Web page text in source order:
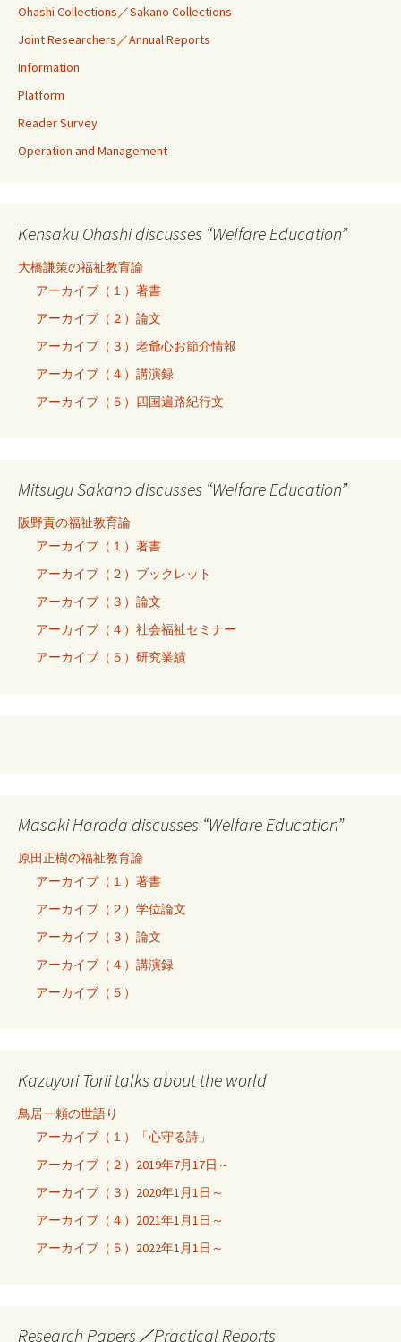
Ohashi Collections／Sakano Collections
Joint Researchers／Annual Reports
Information
Platform
Reader Survey
Operation and Management
Kensaku Ohashi discusses “Welfare Education”
大橋謙策の福祉教育論
アーカイブ（１）著書
アーカイブ（２）論文
アーカイブ（３）老爺心お節介情報
アーカイブ（４）講演録
アーカイブ（５）四国遍路紀行文
Mitsugu Sakano discusses “Welfare Education”
阪野貢の福祉教育論
アーカイブ（１）著書
アーカイブ（２）ブックレット
アーカイブ（３）論文
アーカイブ（４）社会福祉セミナー
アーカイブ（５）研究業績
Masaki Harada discusses “Welfare Education”
原田正樹の福祉教育論
アーカイブ（１）著書
アーカイブ（２）学位論文
アーカイブ（３）論文
アーカイブ（４）講演録
アーカイブ（５）
Kazuyori Torii talks about the world
鳥居一頼の世語り
アーカイブ（１）「心守る詩」
アーカイブ（２）2019年7月17日～
アーカイブ（３）2020年1月1日～
アーカイブ（４）2021年1月1日～
アーカイブ（５）2022年1月1日～
Research Papers／Practical Reports